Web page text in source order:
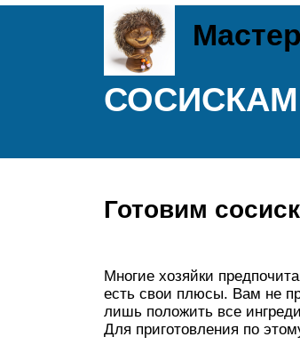
Готовим
Многие хозяйки
есть свои плюсы. Вам не
лишь положить все
Для приготовления по